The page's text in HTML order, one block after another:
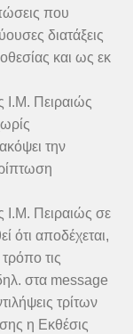
που
διατάξεις
και ως εκ
Ι.Μ. Πειραιώς
την
Ι.Μ. Πειραιώς σε
ότι αποδέχεται,
τρόπο τις
στα message
τρίτων
η Εκθέσις